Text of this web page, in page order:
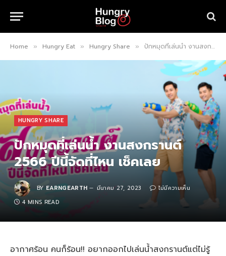
Home » Hungry Eat » Hungry Share » ปักหมุดที่เล่นน้ำ งานสงกรานต์ 2566 ปีนี้จัดที่ไหน เช็คเลย
HUNGRY SHARE
ปักหมุดที่เล่นน้ำ งานสงกรานต์
2566 ปีนี้จัดที่ไหน เช็คเลย
BY EARNGEARTH มีนาคม 27, 2023
ไม่มีความเห็น
4 MINS READ
อากาศร้อน คนก็ร้อน!! อยากออกไปเล่นน้ำสงกรานต์แต่ไม่รู้